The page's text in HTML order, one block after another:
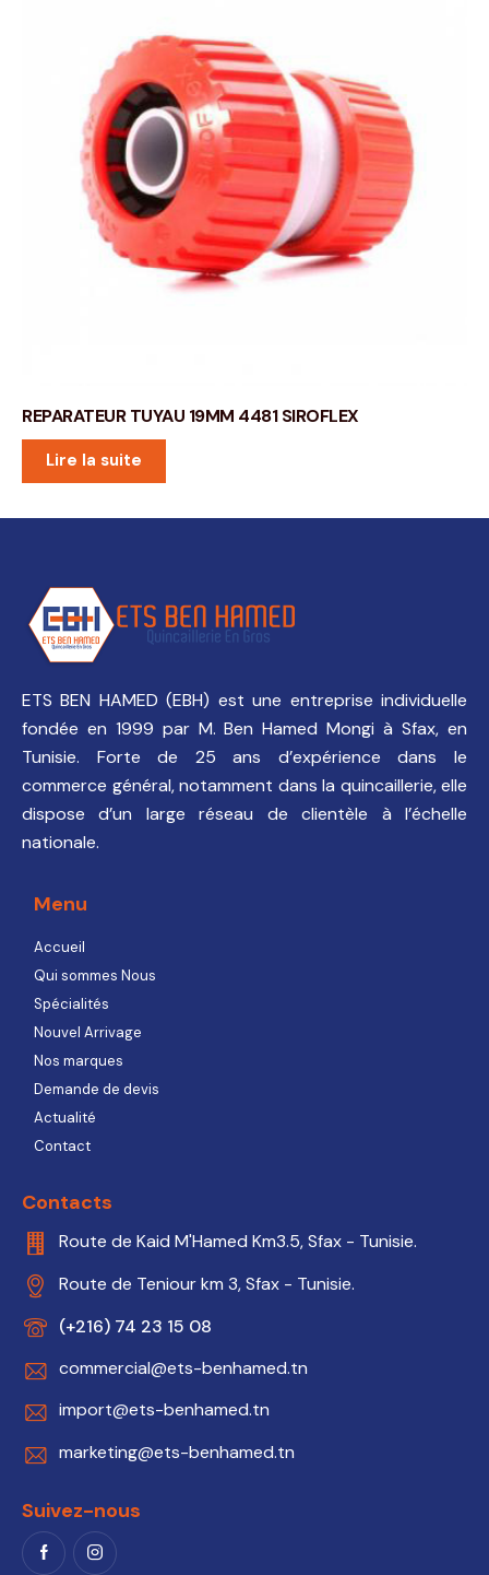
REPARATEUR TUYAU 19MM 4481 SIROFLEX
Lire la suite
ETS BEN HAMED (EBH) est une entreprise individuelle
fondée en 1999 par M. Ben Hamed Mongi à Sfax, en
Tunisie. Forte de 25 ans d’expérience dans le
commerce général, notamment dans la quincaillerie, elle
dispose d’un large réseau de clientèle à l’échelle
nationale.
Menu
Accueil
Qui sommes Nous
Spécialités
Nouvel Arrivage
Nos marques
Demande de devis
Actualité
Contact
Contacts
Route de Kaid M'Hamed Km3.5, Sfax - Tunisie.
Route de Teniour km 3, Sfax - Tunisie.
(+216) 74 23 15 08
commercial@ets-benhamed.tn
import@ets-benhamed.tn
marketing@ets-benhamed.tn
Suivez-nous